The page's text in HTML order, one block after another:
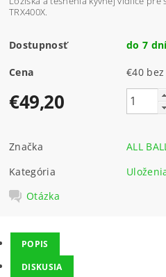
TRX400X.
Dostupnosť do 7
Cena €40
€49,20
Značka
ALL
Kategória
Otázka
POPIS
DISKUSIA